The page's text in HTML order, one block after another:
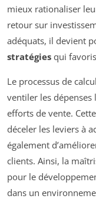
mieux rationaliser
retour sur
adéquats, il devient
stratégies qui
Le processus de
ventiler les dépenses
efforts de vente.
déceler les leviers à
également
clients. Ainsi, la
pour le
dans un